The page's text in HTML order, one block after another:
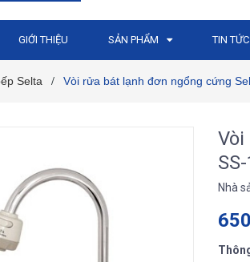
GIỚI THIỆU SẢN PHẨM TIN TỨC
Selta / Vòi rửa bát lạnh đơn ngổng cứng
Nhà